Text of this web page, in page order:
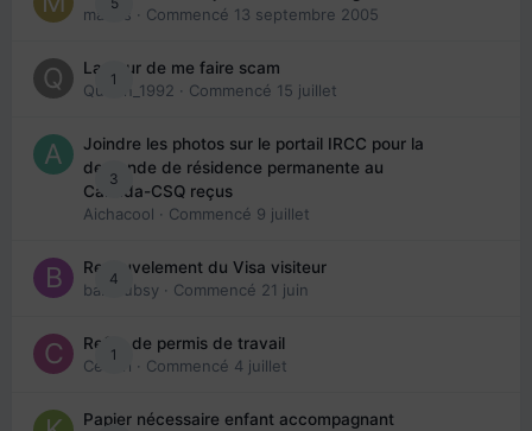
maries · Commencé 13 septembre 2005
1
La peur de me faire scam
Queen_1992 · Commencé 15 juillet
3
Joindre les photos sur le portail IRCC pour la
demande de résidence permanente au
Canada-CSQ reçus
Aichacool · Commencé 9 juillet
4
Renouvelement du Visa visiteur
babibubsy · Commencé 21 juin
1
Refus de permis de travail
Cedbri · Commencé 4 juillet
Papier nécessaire enfant accompagnant